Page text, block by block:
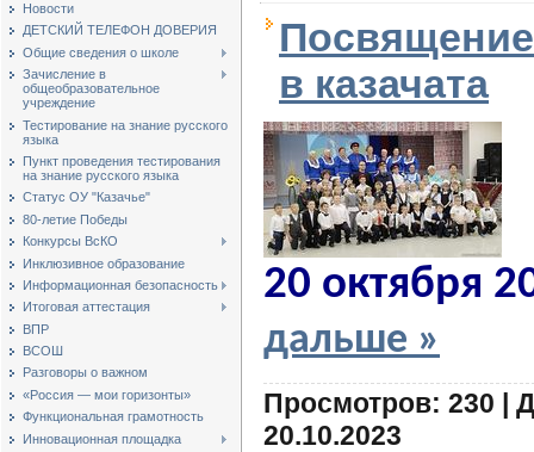
Новости
ДЕТСКИЙ ТЕЛЕФОН ДОВЕРИЯ
Общие сведения о школе
Зачисление в
общеобразовательное
учреждение
Тестирование на знание русского
языка
Пункт проведения тестирования
на знание русского языка
Статус ОУ "Казачье"
80-летие Победы
Конкурсы ВсКО
Инклюзивное образование
Информационная безопасность
Итоговая аттестация
ВПР
ВСОШ
Разговоры о важном
«Россия — мои горизонты»
Функциональная грамотность
Инновационная площадка
в казачата
20 октября
дальше »
Просмотров: 230 |
20.10.2023